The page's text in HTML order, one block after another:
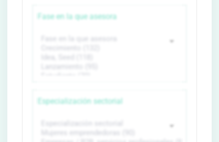
Fase en la que asesora
Especialización sectorial